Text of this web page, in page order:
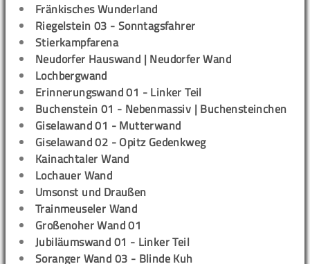
Fränkisches Wunderland
Riegelstein 03 - Sonntagsfahrer
Stierkampfarena
Neudorfer Hauswand | Neudorfer Wand
Lochbergwand
Erinnerungswand 01 - Linker Teil
Buchenstein 01 - Nebenmassiv | Buchensteinchen
Giselawand 01 - Mutterwand
Giselawand 02 - Opitz Gedenkweg
Kainachtaler Wand
Lochauer Wand
Umsonst und Draußen
Trainmeuseler Wand
Großenoher Wand 01
Jubiläumswand 01 - Linker Teil
Soranger Wand 03 - Blinde Kuh